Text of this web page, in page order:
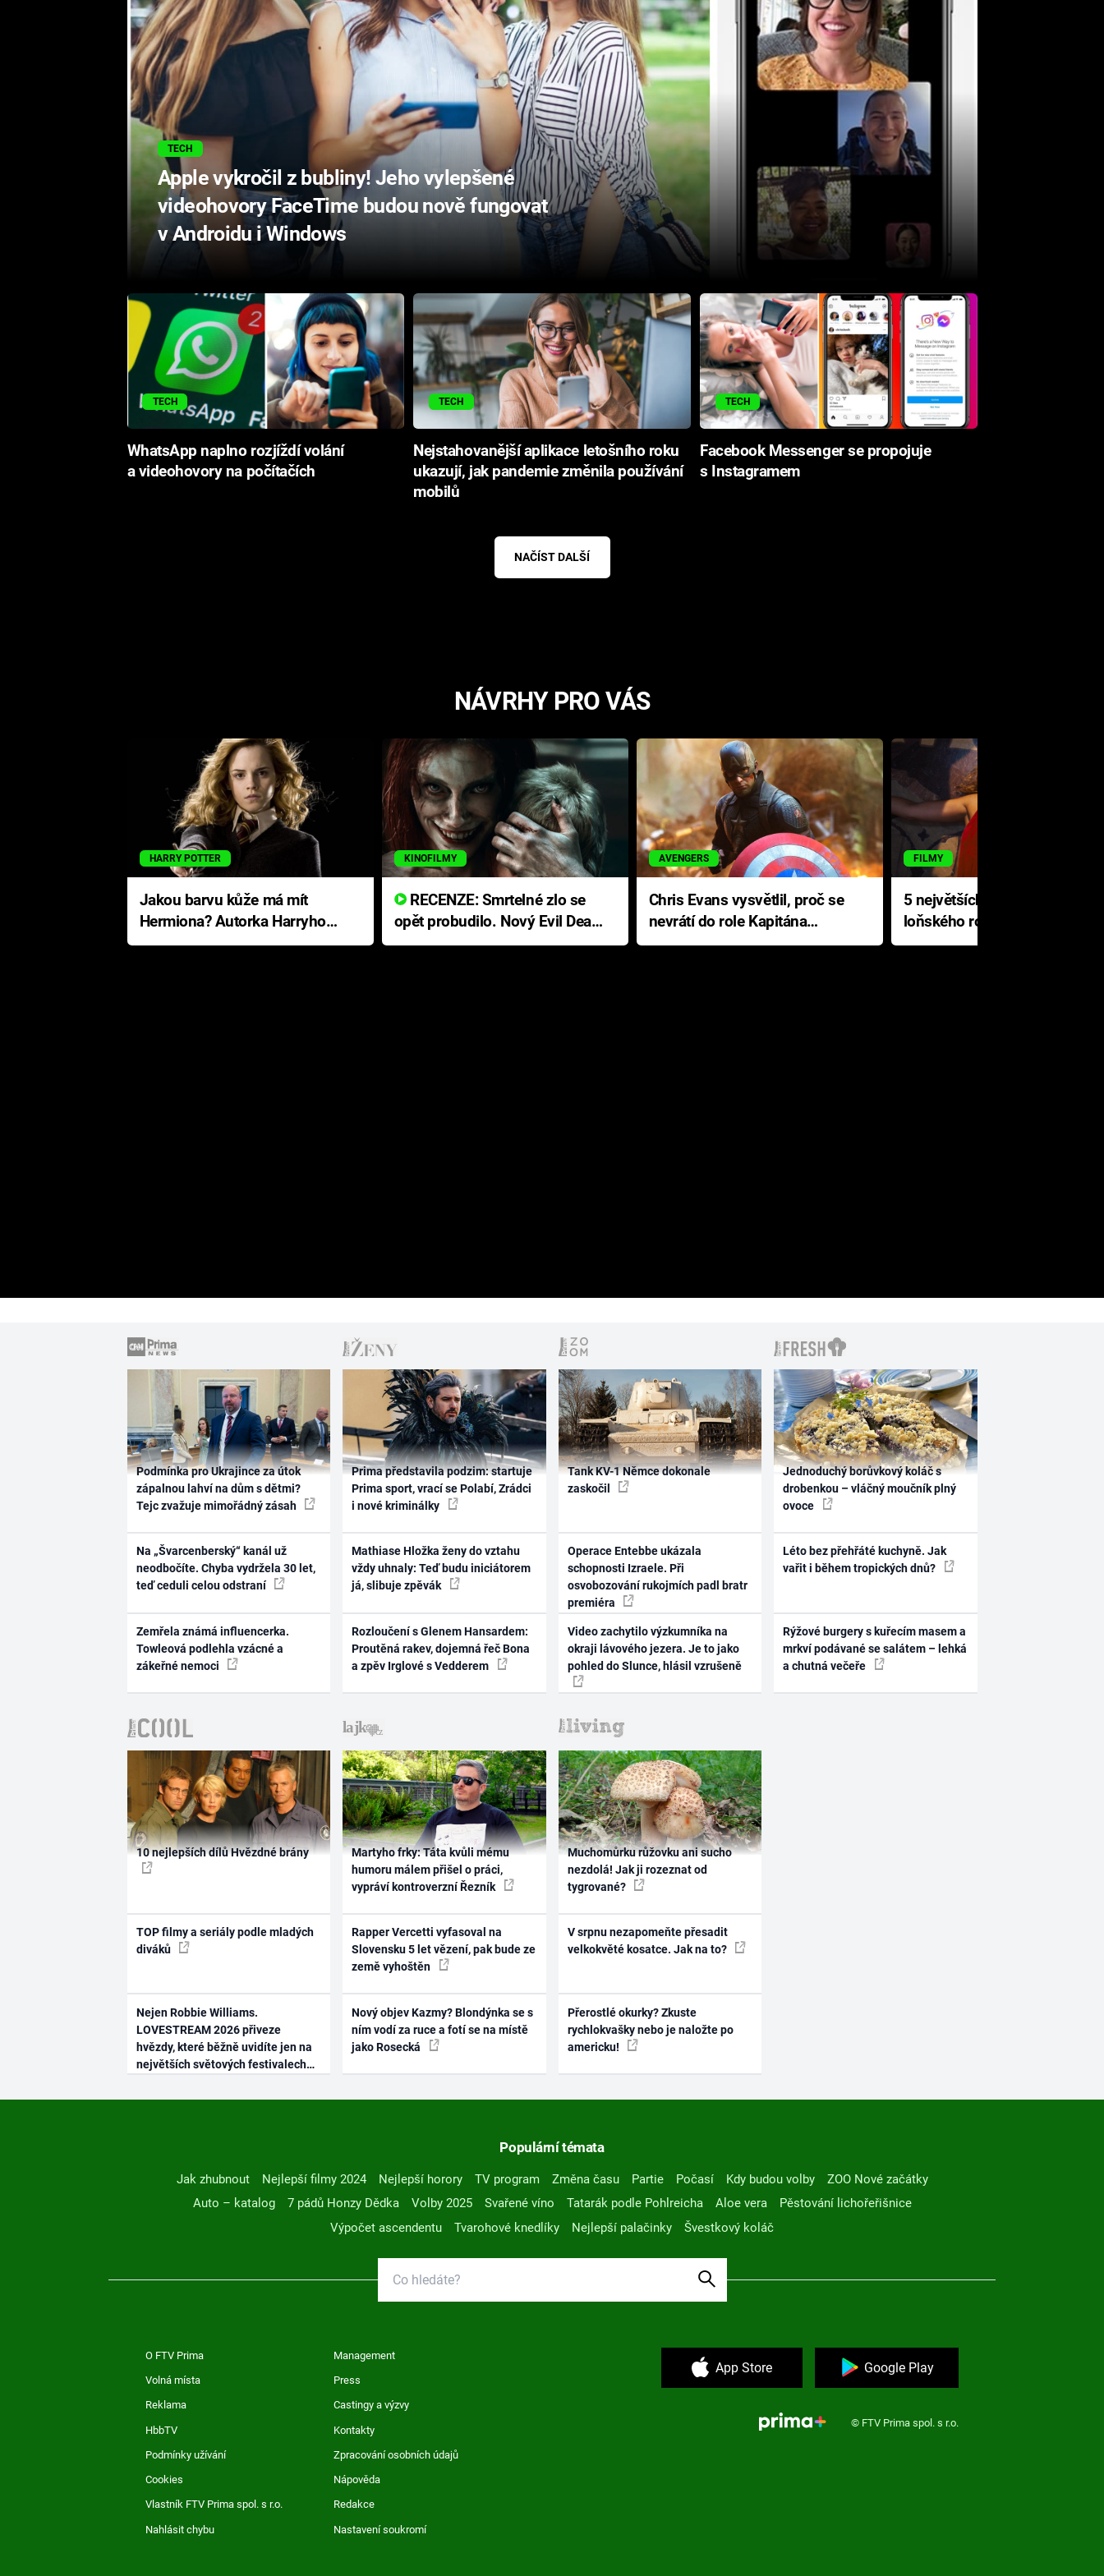
TECH
Apple vykročil z bubliny! Jeho vylepšené
videohovory FaceTime budou nově fungovat
v Androidu i Windows
TECH
WhatsApp naplno rozjíždí volání
a videohovory na počítačích
TECH
Nejstahovanější aplikace letošního roku
ukazují, jak pandemie změnila používání
mobilů
TECH
Facebook Messenger se propojuje
s Instagramem
NAČÍST DALŠÍ
NÁVRHY PRO VÁS
HARRY POTTER
Jakou barvu kůže má mít
Hermiona? Autorka Harryho
Pottera přišla s ráznou
KINOFILMY
RECENZE: Smrtelné zlo se
opět probudilo. Nový Evil Dead
přichází s neodolatelnou
AVENGERS
Chris Evans vysvětlil, proč se
nevrátí do role Kapitána
Ameriky
FILMY
5 největších propadáků
loňského roku: Disney na
jediné katastrofě prodělal 200
Podmínka pro Ukrajince za útok
zápalnou lahví na dům s dětmi?
Tejc zvažuje mimořádný zásah
Na „Švarcenberský“ kanál už
neodbočíte. Chyba vydržela 30 let,
teď ceduli celou odstraní
Zemřela známá influencerka.
Towleová podlehla vzácné a
zákeřné nemoci
Prima představila podzim: startuje
Prima sport, vrací se Polabí, Zrádci
i nové kriminálky
Mathiase Hložka ženy do vztahu
vždy uhnaly: Teď budu iniciátorem
já, slibuje zpěvák
Rozloučení s Glenem Hansardem:
Proutěná rakev, dojemná řeč Bona
a zpěv Irglové s Vedderem
Tank KV-1 Němce dokonale
zaskočil
Operace Entebbe ukázala
schopnosti Izraele. Při
osvobozování rukojmích padl bratr
premiéra
Video zachytilo výzkumníka na
okraji lávového jezera. Je to jako
pohled do Slunce, hlásil vzrušeně
Jednoduchý borůvkový koláč s
drobenkou – vláčný moučník plný
ovoce
Léto bez přehřáté kuchyně. Jak
vařit i během tropických dnů?
Rýžové burgery s kuřecím masem a
mrkví podávané se salátem – lehká
a chutná večeře
10 nejlepších dílů Hvězdné brány
TOP filmy a seriály podle mladých
diváků
Nejen Robbie Williams.
LOVESTREAM 2026 přiveze
hvězdy, které běžně uvidíte jen na
největších světových festivalech
Martyho frky: Táta kvůli mému
humoru málem přišel o práci,
vypráví kontroverzní Řezník
Rapper Vercetti vyfasoval na
Slovensku 5 let vězení, pak bude ze
země vyhoštěn
Nový objev Kazmy? Blondýnka se s
ním vodí za ruce a fotí se na místě
jako Rosecká
Muchomůrku růžovku ani sucho
nezdolá! Jak ji rozeznat od
tygrované?
V srpnu nezapomeňte přesadit
velkokvěté kosatce. Jak na to?
Přerostlé okurky? Zkuste
rychlokvašky nebo je naložte po
americku!
Populární témata
Jak zhubnout Nejlepší filmy 2024 Nejlepší horory TV program Změna času Partie Počasí Kdy budou volby
ZOO Nové začátky
Auto – katalog
7 pádů Honzy Dědka Volby 2025 Svařené víno Tatarák podle Pohlreicha Aloe vera
Pěstování lichořeřišnice
Výpočet ascendentu
Tvarohové knedlíky Nejlepší palačinky Švestkový koláč
O FTV Prima Management
Volná místa Press
Reklama Castingy a výzvy
HbbTV Kontakty
Podmínky užívání Zpracování osobních údajů
Cookies Nápověda
Vlastník FTV Prima spol. s r.o. Redakce
Nahlásit chybu Nastavení soukromí
App Store Google Play
© FTV Prima spol. s r.o.